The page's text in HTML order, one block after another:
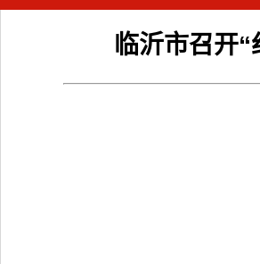
临沂市召开